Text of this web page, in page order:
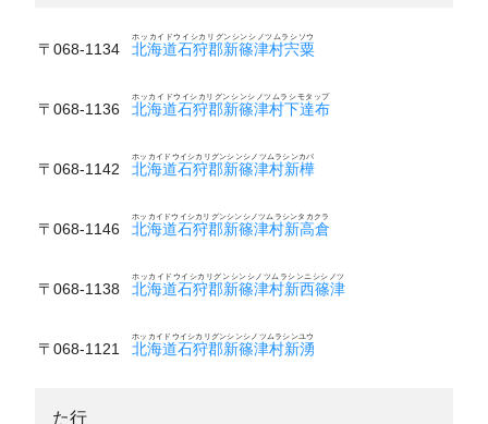
〒068-1134 北海道石狩郡新篠津村宍粟
ホッカイドウイシカリグンシンシノツムラシソウ
〒068-1136 北海道石狩郡新篠津村下達布
ホッカイドウイシカリグンシンシノツムラシモタップ
〒068-1142 北海道石狩郡新篠津村新樺
ホッカイドウイシカリグンシンシノツムラシンカバ
〒068-1146 北海道石狩郡新篠津村新高倉
ホッカイドウイシカリグンシンシノツムラシンタカクラ
〒068-1138 北海道石狩郡新篠津村新西篠津
ホッカイドウイシカリグンシンシノツムラシンニシシノツ
〒068-1121 北海道石狩郡新篠津村新湧
ホッカイドウイシカリグンシンシノツムラシンユウ
た行